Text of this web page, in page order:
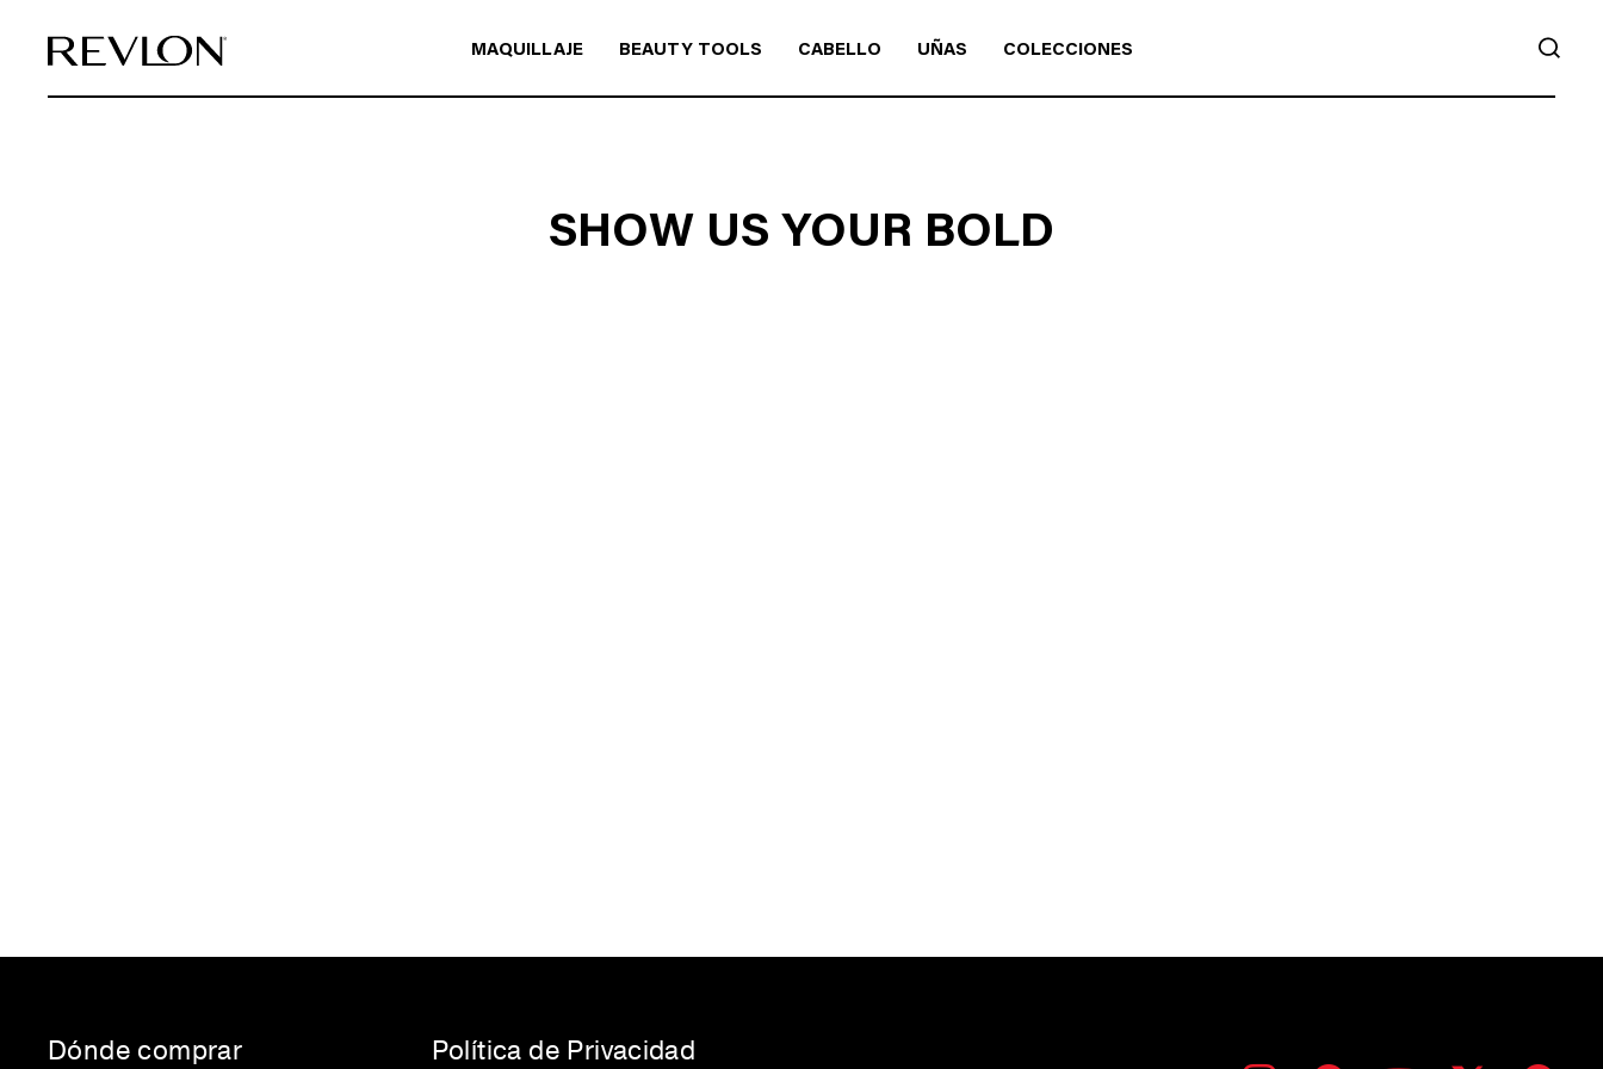
MAQUILLAJE BEAUTY TOOLS CABELLO UÑAS COLECCIONES
SHOW US YOUR BOLD
Dónde comprar
Política de Privacidad